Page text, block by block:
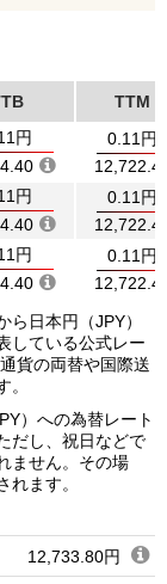
TTM
円
0.11円
円
0.11円
円
0.11円
日本円（JPY）
している公式レー
貨の両替や国際送
）への為替レート
だし、祝日などで
ません。その場
ます。
12,733.80円